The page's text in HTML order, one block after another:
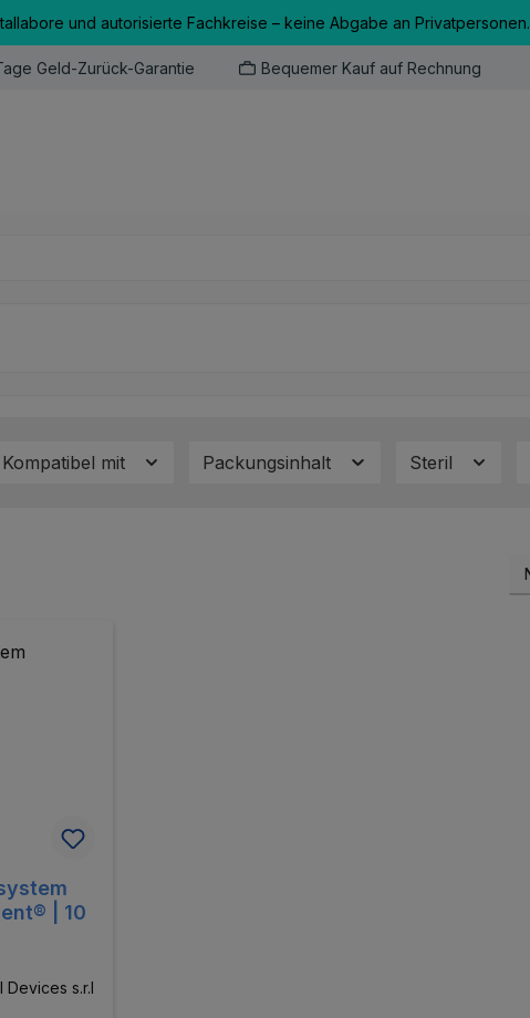
und autorisierte Fachkreise – keine Abgabe an Privatpersonen.
Geld-Zurück-Garantie Bequemer Kauf auf Rechnung
Kompatibel mit Packungsinhalt Steril
| 10
Devices s.r.l